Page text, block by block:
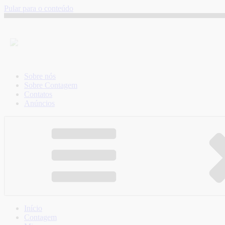
Pular para o conteúdo
Sobre nós
Sobre Contagem
Contatos
Anúncios
Início
Contagem